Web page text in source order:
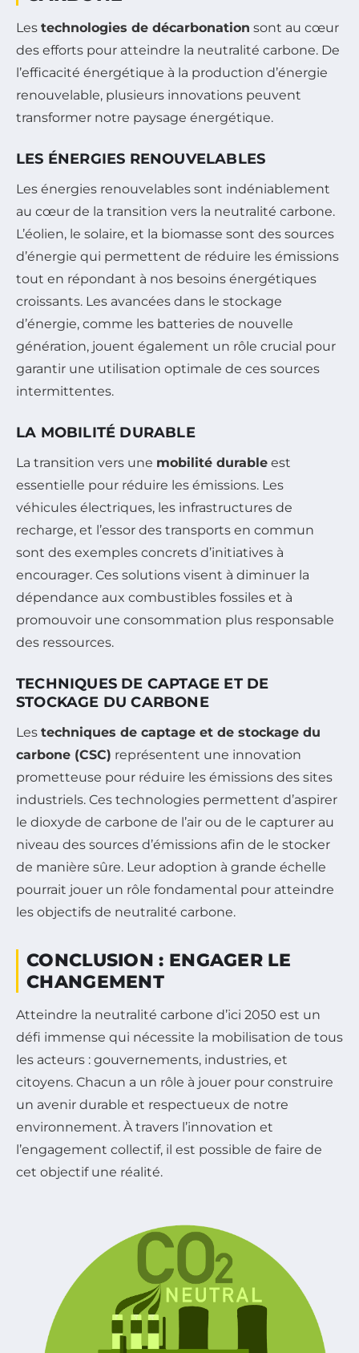
Les technologies de décarbonation sont au cœur
des efforts pour atteindre la neutralité carbone. De
l’efficacité énergétique à la production d’énergie
renouvelable, plusieurs innovations peuvent
transformer notre paysage énergétique.
LES ÉNERGIES RENOUVELABLES
Les énergies renouvelables sont indéniablement
au cœur de la transition vers la neutralité carbone.
L’éolien, le solaire, et la biomasse sont des sources
d’énergie qui permettent de réduire les émissions
tout en répondant à nos besoins énergétiques
croissants. Les avancées dans le stockage
d’énergie, comme les batteries de nouvelle
génération, jouent également un rôle crucial pour
garantir une utilisation optimale de ces sources
intermittentes.
LA MOBILITÉ DURABLE
La transition vers une mobilité durable est
essentielle pour réduire les émissions. Les
véhicules électriques, les infrastructures de
recharge, et l’essor des transports en commun
sont des exemples concrets d’initiatives à
encourager. Ces solutions visent à diminuer la
dépendance aux combustibles fossiles et à
promouvoir une consommation plus responsable
des ressources.
TECHNIQUES DE CAPTAGE ET DE
STOCKAGE DU CARBONE
Les techniques de captage et de stockage du
carbone (CSC) représentent une innovation
prometteuse pour réduire les émissions des sites
industriels. Ces technologies permettent d’aspirer
le dioxyde de carbone de l’air ou de le capturer au
niveau des sources d’émissions afin de le stocker
de manière sûre. Leur adoption à grande échelle
pourrait jouer un rôle fondamental pour atteindre
les objectifs de neutralité carbone.
CONCLUSION : ENGAGER LE
CHANGEMENT
Atteindre la neutralité carbone d’ici 2050 est un
défi immense qui nécessite la mobilisation de tous
les acteurs : gouvernements, industries, et
citoyens. Chacun a un rôle à jouer pour construire
un avenir durable et respectueux de notre
environnement. À travers l’innovation et
l’engagement collectif, il est possible de faire de
cet objectif une réalité.